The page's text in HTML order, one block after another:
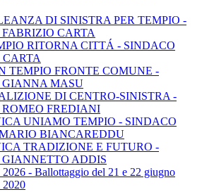
DI SINISTRA PER TEMPIO -
CARTA
RITORNA CITTÁ - SINDACO
TEMPIO FRONTE COMUNE -
GIANNA MASU
DI CENTRO-SINISTRA -
FREDIANI
UNIAMO TEMPIO - SINDACO
BIANCAREDDU
TRADIZIONE E FUTURO -
ADDIS
- Ballottaggio del 21 e 22 giugno
2020